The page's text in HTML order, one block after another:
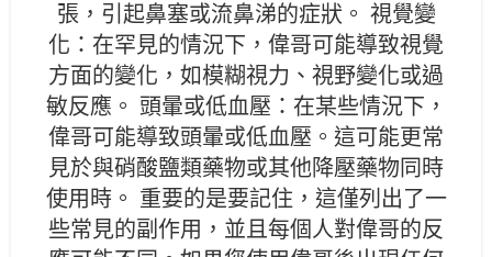
張，引起鼻塞或流鼻涕的症狀。 視覺變
化：在罕見的情況下，偉哥可能導致視覺
方面的變化，如模糊視力、視野變化或過
敏反應。 頭暈或低血壓：在某些情況下，
偉哥可能導致頭暈或低血壓。這可能更常
見於與硝酸鹽類藥物或其他降壓藥物同時
使用時。 重要的是要記住，這僅列出了一
些常見的副作用，並且每個人對偉哥的反